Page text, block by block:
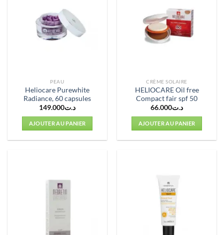
PEAU
Heliocare Purewhite
Radiance, 60 capsules
د.ت149.000
AJOUTER AU PANIER
CRÈME SOLAIRE
HELIOCARE Oil free
Compact fair spf 50
د.ت66.000
AJOUTER AU PANIER